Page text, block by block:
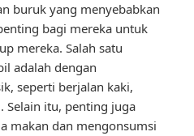
buruk yang menyebabkan
bagi mereka untuk
mereka. Salah satu
adalah dengan
seperti berjalan kaki,
Selain itu, penting juga
makan dan mengonsumsi